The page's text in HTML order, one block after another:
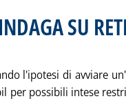
SU
l'ipotesi di avviare
per possibili intese